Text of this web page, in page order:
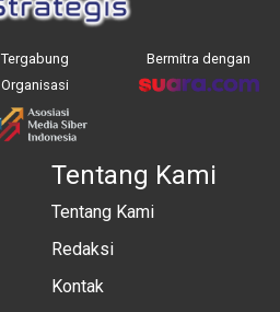
Tergabung
Organisasi
Bermitra dengan
Tentang Kami
Tentang Kami
Redaksi
Kontak